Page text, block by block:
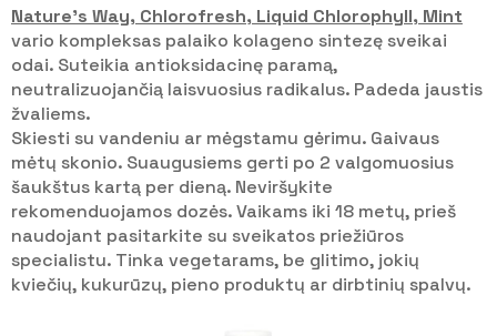
Nature’s Way, Chlorofresh, Liquid Chlorophyll, Mint
vario kompleksas palaiko kolageno sintezę sveikai
odai. Suteikia antioksidacinę paramą,
neutralizuojančią laisvuosius radikalus. Padeda jaustis
žvaliems.
Skiesti su vandeniu ar mėgstamu gėrimu. Gaivaus
mėtų skonio. Suaugusiems gerti po 2 valgomuosius
šaukštus kartą per dieną. Neviršykite
rekomenduojamos dozės. Vaikams iki 18 metų, prieš
naudojant pasitarkite su sveikatos priežiūros
specialistu. Tinka vegetarams, be glitimo, jokių
kviečių, kukurūzų, pieno produktų ar dirbtinių spalvų.